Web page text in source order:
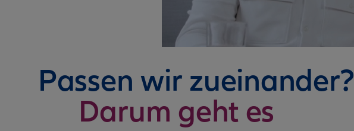
Passen wir zueinander?
Darum geht es